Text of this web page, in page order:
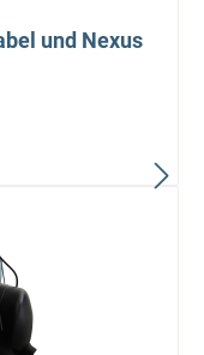
und Nexus